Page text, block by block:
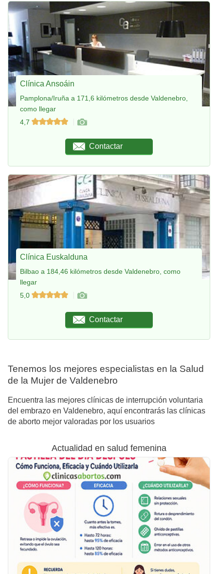
Clínica Ansoáin
Pamplona/Iruña a 171,6 kilómetros desde Valdenebro,
como llegar
4,7
Contactar
Clínica Euskalduna
Bilbao a 184,46 kilómetros desde Valdenebro, como
llegar
5,0
Contactar
Tenemos los mejores especialistas en la Salud
de la Mujer de Valdenebro
Encuentra las mejores clínicas de interrupción voluntaria
del embrazo en Valdenebro, aquí encontrarás las clínicas
de aborto mejor valoradas por los usuarios
Actualidad en salud femenina